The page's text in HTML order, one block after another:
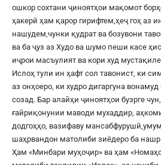
ошкор сохтани ҷиноятҳои мақомот
ҳакерӣ ҳам қарор гирифтем,ҳеҷ гоҳ аз
нашудем,чунки қудрат ва бозувони
ва ба ҷуз аз Худо ва шумо пеши касе
иҷрои масъулият ва кори худ
Ислоҳ тули ин ҳафт сол тавонист, ки
аз онҳоеро, ки худро дигаргуна
созад. Бар алайҳи ҷиноятҳои бузрге
ғайриқонунии маводи мухаддир,
додгоҳҳо, вазифаву
шаҳрвандон матолиби зиёдеро ба
Ҳам «Минбари муҳоҷир» ва ҳам